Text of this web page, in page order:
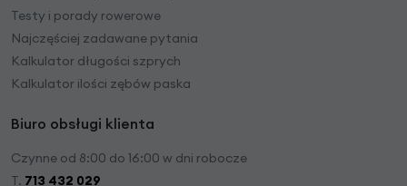
Testy i porady rowerowe
Najczęściej zadawane pytania
Kalkulator długości szprych
Kalkulator ilości zębów paska
Biuro obsługi klienta
Czynne od 8:00 do 16:00 w dni robocze
T. 713 432 029